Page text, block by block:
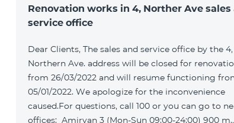
Renovation works in 4, Norther Ave sales
service office
Dear Clients, The sales and service office by the 4,
Northern Ave. address will be closed for
from 26/03/2022 and will resume functioning
05/01/2022. We apologize for the inconvenience
caused.For questions, call 100 or you can go to
offices: Amiryan 3 (Mon-Sun 09:00-24:00) 900 m., 12